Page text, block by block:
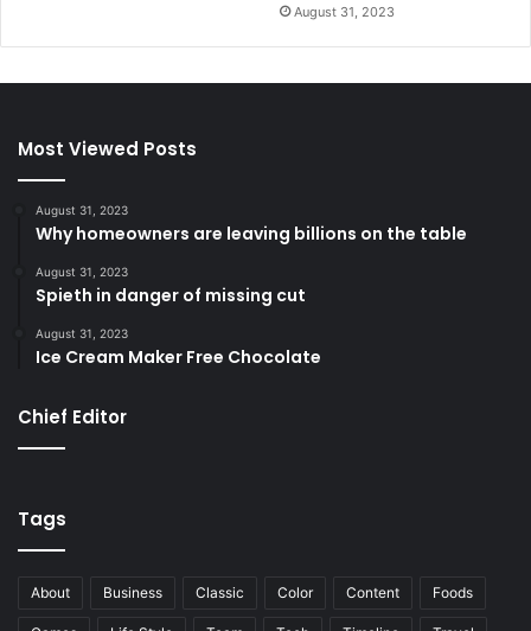
August 31, 2023
Most Viewed Posts
August 31, 2023
Why homeowners are leaving billions on the table
August 31, 2023
Spieth in danger of missing cut
August 31, 2023
Ice Cream Maker Free Chocolate
Chief Editor
Tags
About Business Classic Color Content Foods